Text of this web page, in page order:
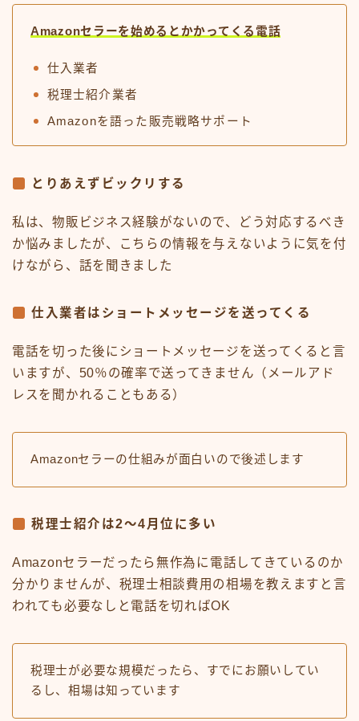
Amazonセラーを始めるとかかってくる電話
仕入業者
税理士紹介業者
Amazonを語った販売戦略サポート
とりあえずビックリする
私は、物販ビジネス経験がないので、どう対応するべき
か悩みましたが、こちらの情報を与えないように気を付
けながら、話を聞きました
仕入業者はショートメッセージを送ってくる
電話を切った後にショートメッセージを送ってくると言
いますが、50％の確率で送ってきません（メールアド
レスを聞かれることもある）
Amazonセラーの仕組みが面白いので後述します
税理士紹介は2～4月位に多い
Amazonセラーだったら無作為に電話してきているのか
分かりませんが、税理士相談費用の相場を教えますと言
われても必要なしと電話を切ればOK
税理士が必要な規模だったら、すでにお願いしてい
るし、相場は知っています